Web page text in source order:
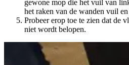
gewone mop die het vuil van
het raken van de wanden vuil
Probeer erop toe te zien dat de
niet wordt belopen.